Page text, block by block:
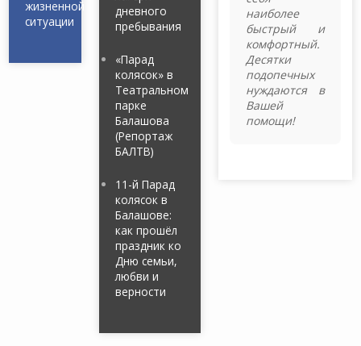
жизненной
ситуации
дневного
пребывания
«Парад
колясок» в
Театральном
парке
Балашова
(Репортаж
БАЛТВ)
11-й Парад
колясок в
Балашове:
как прошёл
праздник ко
Дню семьи,
любви и
верности
наиболее
быстрый и
комфортный.
Десятки
подопечных
нуждаются в
Вашей
помощи!